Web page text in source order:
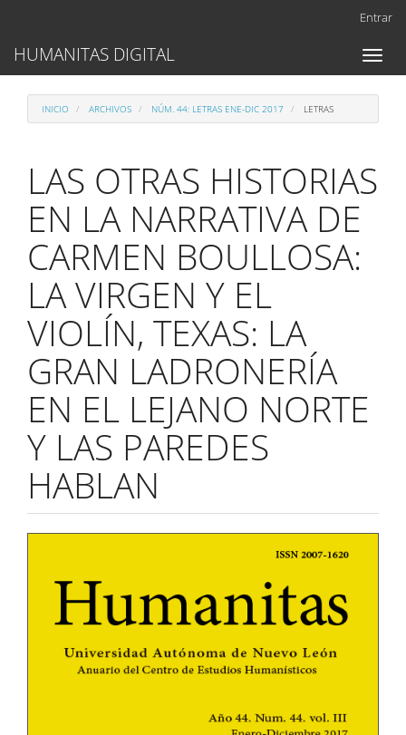
Contenido
principal
lateral
Entrar
Toggle
HUMANITAS DIGITAL
INICIO ARCHIVOS NÚM. 44: LETRAS ENE-DIC 2017 LETRAS
LAS OTRAS HISTORIAS
EN LA NARRATIVA DE
CARMEN BOULLOSA:
LA VIRGEN Y EL
VIOLÍN, TEXAS: LA
GRAN LADRONERÍA
EN EL LEJANO NORTE
Y LAS PAREDES
HABLAN
Barra
lateral
del
artículo